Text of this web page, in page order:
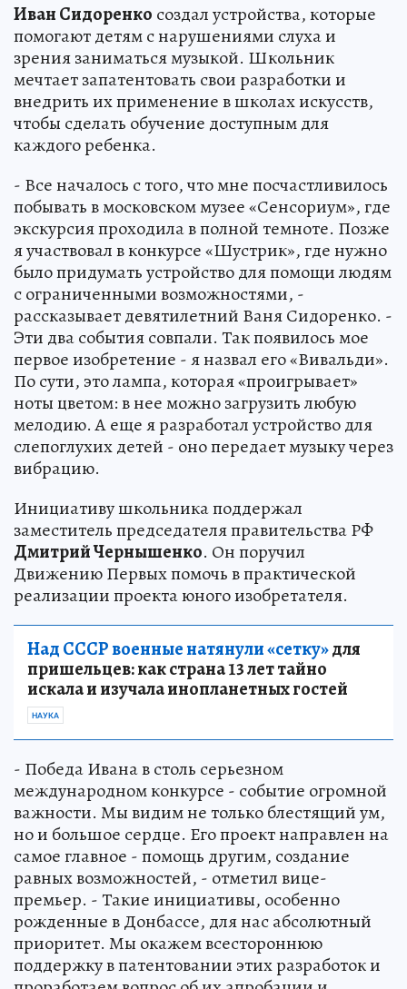
Иван Сидоренко создал устройства, которые
помогают детям с нарушениями слуха и
зрения заниматься музыкой. Школьник
мечтает запатентовать свои разработки и
внедрить их применение в школах искусств,
чтобы сделать обучение доступным для
каждого ребенка.
- Все началось с того, что мне посчастливилось
побывать в московском музее «Сенсориум», где
экскурсия проходила в полной темноте. Позже
я участвовал в конкурсе «Шустрик», где нужно
было придумать устройство для помощи людям
с ограниченными возможностями, -
рассказывает девятилетний Ваня Сидоренко. -
Эти два события совпали. Так появилось мое
первое изобретение - я назвал его «Вивальди».
По сути, это лампа, которая «проигрывает»
ноты цветом: в нее можно загрузить любую
мелодию. А еще я разработал устройство для
слепоглухих детей - оно передает музыку через
вибрацию.
Инициативу школьника поддержал
заместитель председателя правительства РФ
Дмитрий Чернышенко. Он поручил
Движению Первых помочь в практической
реализации проекта юного изобретателя.
Над СССР военные натянули «сетку»для
пришельцев: как страна 13 лет тайно
искала и изучала инопланетных гостей
НАУКА
- Победа Ивана в столь серьезном
международном конкурсе - событие огромной
важности. Мы видим не только блестящий ум,
но и большое сердце. Его проект направлен на
самое главное - помощь другим, создание
равных возможностей, - отметил вице-
премьер. - Такие инициативы, особенно
рожденные в Донбассе, для нас абсолютный
приоритет. Мы окажем всестороннюю
поддержку в патентовании этих разработок и